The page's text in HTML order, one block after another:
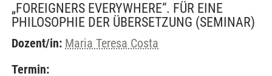
„FOREIGNERS EVERYWHERE“. FÜR EINE
PHILOSOPHIE DER ÜBERSETZUNG (SEMINAR)
Dozent/in: Maria Teresa Costa
Termin: